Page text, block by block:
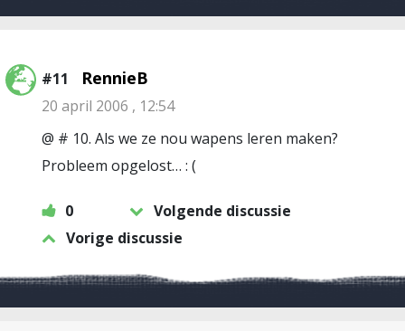
#11 RennieB
20 april 2006 , 12:54
@ # 10. Als we ze nou wapens leren maken?
Probleem opgelost… : (
0
Volgende discussie
Vorige discussie